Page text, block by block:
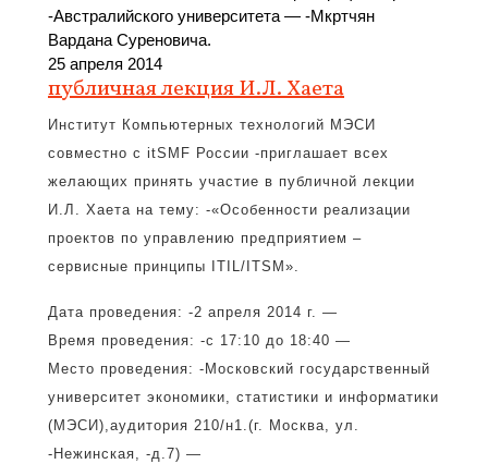
-Австралийского университета — -Мкртчян
Вардана Суреновича.
25 апреля 2014
публичная лекция И.Л. Хаета
Институт Компьютерных технологий МЭСИ
совместно с itSMF России -приглашает всех
желающих принять участие в публичной лекции
И.Л. Хаета на тему: -«Особенности реализации
проектов по управлению предприятием –
сервисные принципы ITIL/ITSM».
Дата проведения: -2 апреля 2014 г. —
Время проведения: -с 17:10 до 18:40 —
Место проведения: -Московский государственный
университет экономики, статистики и информатики
(МЭСИ),аудитория 210/н1.(г. Москва, ул.
-Нежинская, -д.7) —